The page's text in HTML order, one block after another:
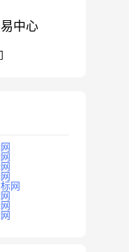
中心
网